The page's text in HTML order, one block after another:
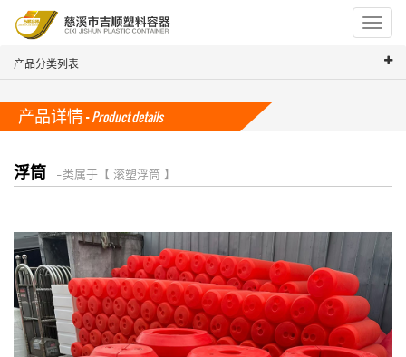
Toggle
产品分类列表
产品详情 -Product details
浮筒 -- 类属于【 滚塑浮筒 】